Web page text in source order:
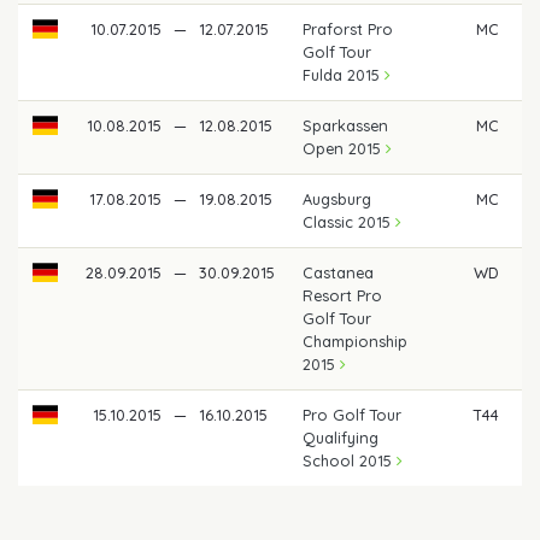
10.07.2015 — 12.07.2015
Praforst Pro
Golf Tour
Fulda 2015
MC
10.08.2015 — 12.08.2015
Sparkassen
Open 2015
MC
17.08.2015 — 19.08.2015
Augsburg
Classic 2015
MC
28.09.2015 — 30.09.2015
Castanea
Resort Pro
Golf Tour
Championship
2015
WD
15.10.2015 — 16.10.2015
Pro Golf Tour
Qualifying
School 2015
T44